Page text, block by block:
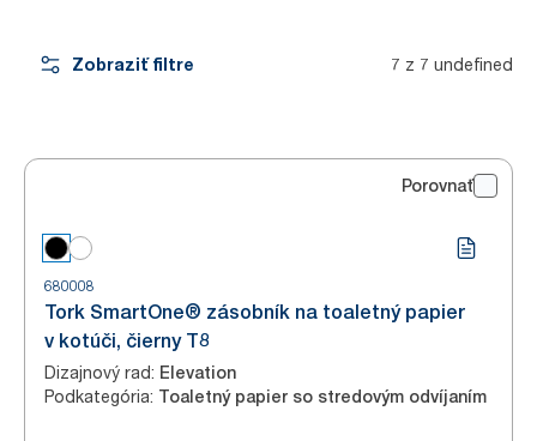
Zobraziť filtre 7 z 7 undefined
Porovnať
680008
Tork SmartOne® zásobník na toaletný papier
v kotúči, čierny T8
Dizajnový rad: Elevation
Podkategória: Toaletný papier so stredovým odvíjaním